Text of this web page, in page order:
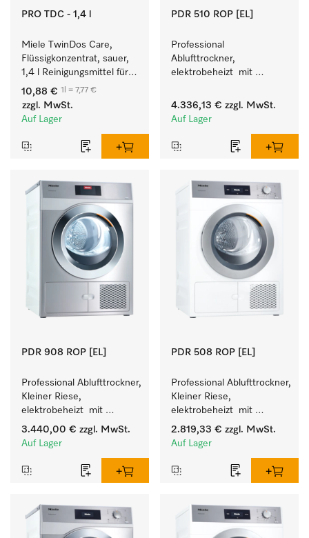
PRO TDC - 1,4 l
Miele TwinDos Care,
Flüssigkonzentrat, sauer,
1,4 l Reinigungsmittel für
das TwinDos-
Dosiersystem.
10,88 € 1l = 7,77 €
zzgl. MwSt.
Auf Lager
PDR 510 ROP [EL]
Professional
Ablufttrockner,
elektrobeheizt  mit
Select ROP für perfekte
Trockenergebnisse.
4.336,13 € zzgl. MwSt.
Auf Lager
PDR 908 ROP [EL]
Professional Ablufttrockner,
Kleiner Riese,
elektrobeheizt  mit
besonders kurzen
Programmlaufzeiten.
3.440,00 € zzgl. MwSt.
Auf Lager
PDR 508 ROP [EL]
Professional Ablufttrockner,
Kleiner Riese,
elektrobeheizt  mit
besonders kurzen
Programmlaufzeiten.
2.819,33 € zzgl. MwSt.
Auf Lager